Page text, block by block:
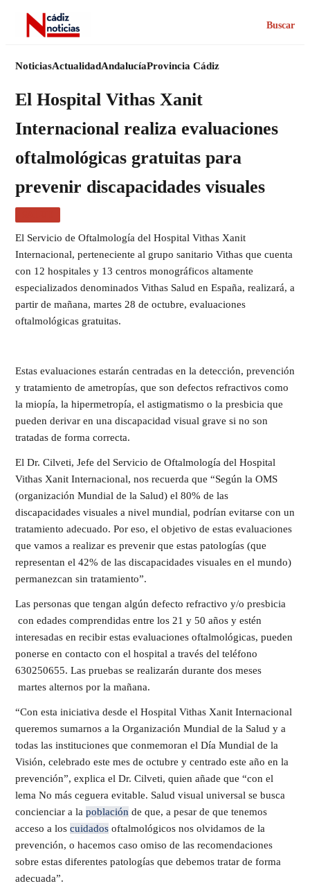
Buscar
NoticiasActualidadAndalucíaProvincia Cádiz
El Hospital Vithas Xanit
Internacional realiza evaluaciones
oftalmológicas gratuitas para
prevenir discapacidades visuales
El Servicio de Oftalmología del Hospital Vithas Xanit
Internacional, perteneciente al grupo sanitario Vithas que cuenta
con 12 hospitales y 13 centros monográficos altamente
especializados denominados Vithas Salud en España, realizará, a
partir de mañana, martes 28 de octubre, evaluaciones
oftalmológicas gratuitas.
Estas evaluaciones estarán centradas en la detección, prevención
y tratamiento de ametropías, que son defectos refractivos como
la miopía, la hipermetropía, el astigmatismo o la presbicia que
pueden derivar en una discapacidad visual grave si no son
tratadas de forma correcta.
El Dr. Cilveti, Jefe del Servicio de Oftalmología del Hospital
Vithas Xanit Internacional, nos recuerda que “Según la OMS
(organización Mundial de la Salud) el 80% de las
discapacidades visuales a nivel mundial, podrían evitarse con un
tratamiento adecuado. Por eso, el objetivo de estas evaluaciones
que vamos a realizar es prevenir que estas patologías (que
representan el 42% de las discapacidades visuales en el mundo)
permanezcan sin tratamiento”.
Las personas que tengan algún defecto refractivo y/o presbicia
con edades comprendidas entre los 21 y 50 años y estén
interesadas en recibir estas evaluaciones oftalmológicas, pueden
ponerse en contacto con el hospital a través del teléfono
630250655. Las pruebas se realizarán durante dos meses
martes alternos por la mañana.
“Con esta iniciativa desde el Hospital Vithas Xanit Internacional
queremos sumarnos a la Organización Mundial de la Salud y a
todas las instituciones que conmemoran el Día Mundial de la
Visión, celebrado este mes de octubre y centrado este año en la
prevención”, explica el Dr. Cilveti, quien añade que “con el
lema No más ceguera evitable. Salud visual universal se busca
concienciar a la población de que, a pesar de que tenemos
acceso a los cuidados oftalmológicos nos olvidamos de la
prevención, o hacemos caso omiso de las recomendaciones
sobre estas diferentes patologías que debemos tratar de forma
adecuada”.